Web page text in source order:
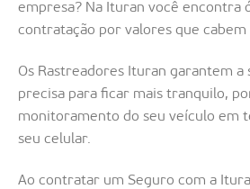
empresa? Na Ituran você encontra
contratação por valores que cabem
Os Rastreadores Ituran garantem a
precisa para ficar mais tranquilo,
monitoramento do seu veículo em
seu celular.
Ao contratar um Seguro com a